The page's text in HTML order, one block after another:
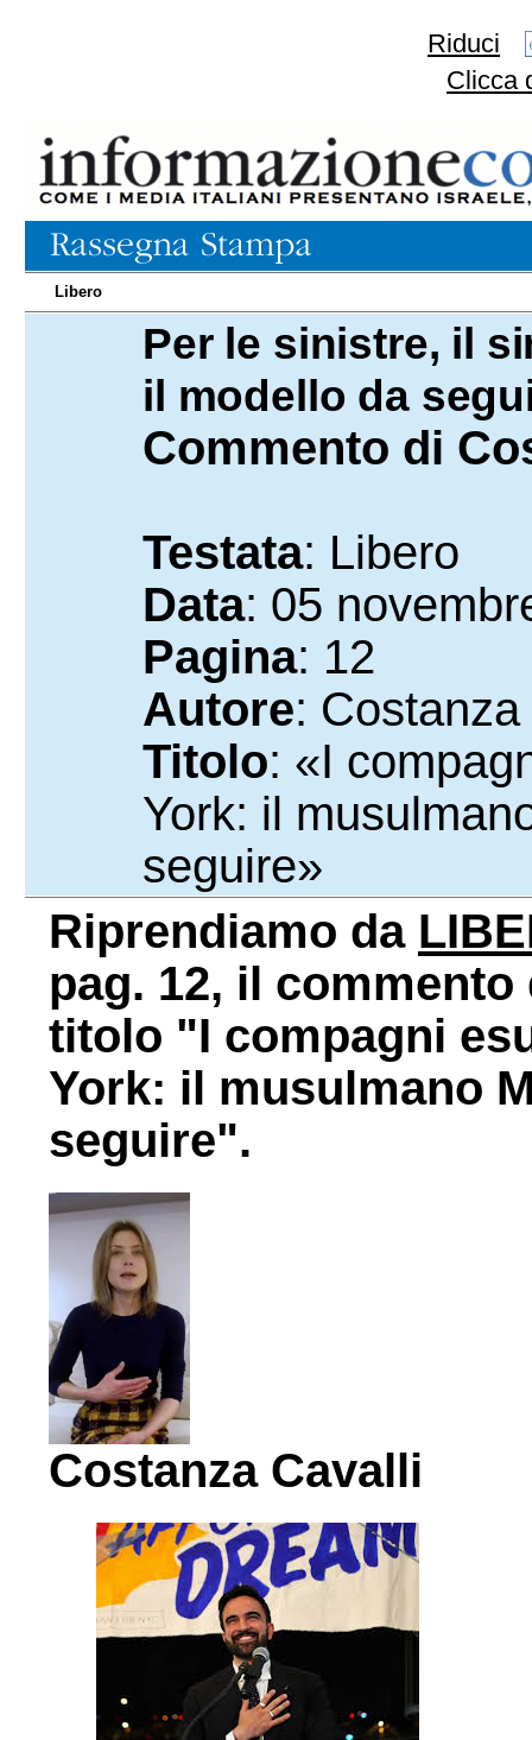
Riduci
Clicca
Libero
Per le sinistre, il
il modello da
Commento di
Testata: Libero
Data: 05
Pagina: 12
Autore:
Titolo: «I
York: il
seguire»
Riprendiamo da
pag. 12, il
titolo "I compagni
York: il musulmano
seguire".
Costanza Cavalli